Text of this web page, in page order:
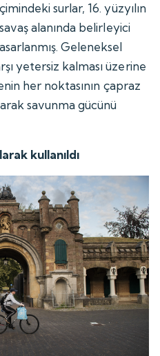
surlar, 16. yüzyılın
alanında belirleyici
Geleneksel
yetersiz kalması üzerine
her noktasının çapraz
savunma gücünü
kullanıldı